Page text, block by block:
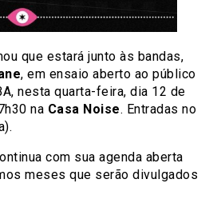
que estará junto às bandas,
, em ensaio aberto ao público
nesta quarta-feira, dia 12 de
na Casa Noise. Entradas no
com sua agenda aberta
meses que serão divulgados